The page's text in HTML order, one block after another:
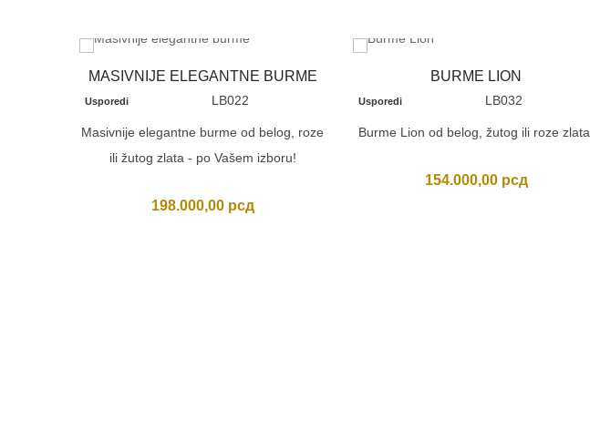
MASIVNIJE ELEGANTNE BURME
Usporedi LB022
Masivnije elegantne burme od belog, roze
ili žutog zlata - po Vašem izboru!
198.000,00 рсд
BURME LION
Usporedi LB032
Burme Lion od belog, žutog ili roze zlata.
154.000,00 рсд